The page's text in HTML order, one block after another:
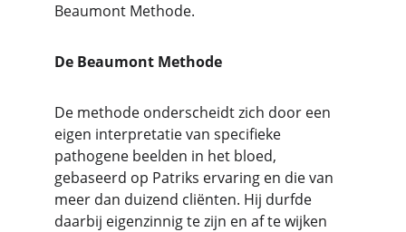
Beaumont Methode.
De Beaumont Methode
De methode onderscheidt zich door een
eigen interpretatie van specifieke
pathogene beelden in het bloed,
gebaseerd op Patriks ervaring en die van
meer dan duizend cliënten. Hij durfde
daarbij eigenzinnig te zijn en af te wijken